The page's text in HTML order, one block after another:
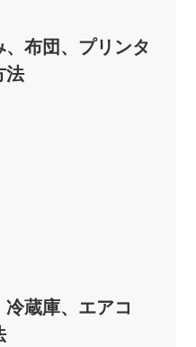
布団、プリンタ
法
蔵庫、エアコ